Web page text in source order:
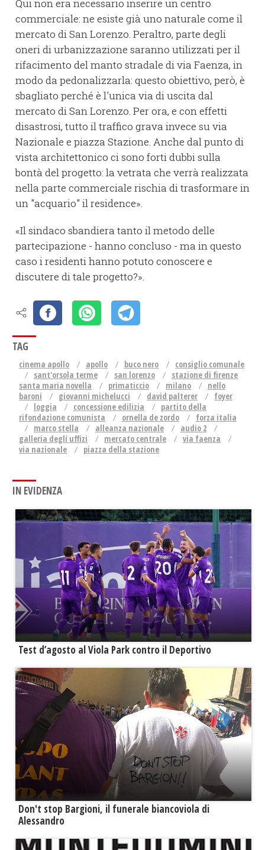
Qui non era necessario inserire un centro
commerciale: ne esiste già uno naturale come il
mercato di San Lorenzo. Peraltro, parte degli
oneri di urbanizzazione saranno utilizzati per il
rifacimento del manto stradale di via Faenza, in
modo da pedonalizzarla: questo obiettivo, però, è
sbagliato perché è l'unica via di uscita dal
mercato di San Lorenzo. Per ora, e con effetti
disastrosi, tutto il traffico grava invece su via
Nazionale e piazza Stazione. Anche dal punto di
vista architettonico ci sono forti dubbi sulla
bontà del progetto: la vetrata che verrà realizzata
nella parte commerciale rischia di trasformare in
un "acquario" il residence».
«Il sindaco sbandiera tanto il metodo delle
partecipazione - hanno concluso - ma in questo
caso i residenti hanno potuto conoscere e
discutere di tale progetto?».
TAG
cinema apollo apollo buco nero
consiglio comunale
sant'orsola terme
san lorenzo
stazione di firenze
santa maria novella
primaticcio milano
nello
baroni
giovanni michelucci david palterer
foyer
loggia
concessione edilizia
partito della
rifondazione comunista
ornella de zordo
forza italia
marco stella
alleanza nazionale
audio 2
galleria degli uffizi
mercato centrale
via faenza
via nazionale
piazza della stazione
IN EVIDENZA
Test d’agosto al Viola Park contro il Deportivo
Don't stop Bargioni, il funerale biancoviola di
Alessandro